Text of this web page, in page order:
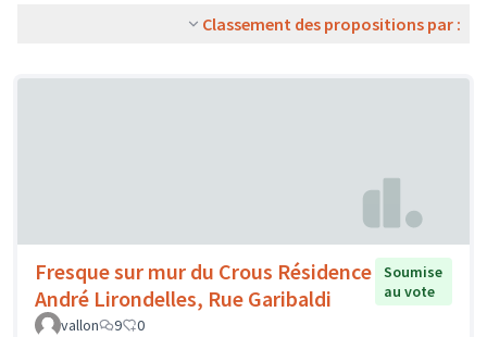
Classement des propositions par :
Fresque sur mur du Crous Résidence
André Lirondelles, Rue Garibaldi
Soumise
au vote
vallon
9 0